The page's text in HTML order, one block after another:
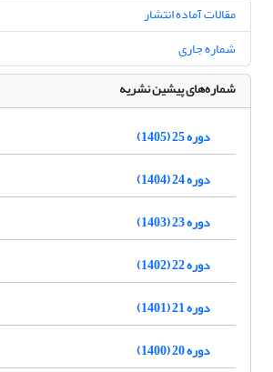
مقالات آماده انتشار
شماره جاری
شماره‌های پیشین نشریه
دوره 25 (1405)
دوره 24 (1404)
دوره 23 (1403)
دوره 22 (1402)
دوره 21 (1401)
دوره 20 (1400)